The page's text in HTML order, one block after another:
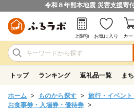
令和８年熊本地震 災害支援寄
上限額 お気に入り カー
トップ ランキング 返礼品一覧 ま
ホーム ものから探す
旅行・イベント
お食事券・入場券・優待券